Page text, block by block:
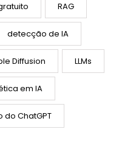
RAG
detecção de IA
Diffusion LLMs
em IA
do ChatGPT